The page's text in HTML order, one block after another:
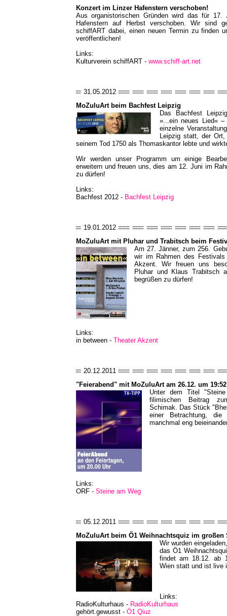
Konzert im Linzer Hafenstern verschoben!
Aus organistorischen Gründen wird das für
Hafenstern auf Herbst verschoben. Wir sind
schiffART dabei, einen neuen Termin zu finden
veröffentlichen!
Links:
Kulturverein schiffART - www.schiff-art.net
31.05.2012
MoZuluArt beim Bachfest Leipzig
Das Bachfest
»...ein neues Lied«
einzelne
Leipzig statt, der
seinem Tod 1750 als Thomaskantor lebte und
Wir werden unser Programm um einige
erweitern und freuen uns, dies am 12. Juni im
zu dürfen!
Links:
Bachfest 2012 - Bachfest Leipzig
19.01.2012
MoZuluArt mit Pluhar und Trabitsch beim
Am 27. Jänner, zum 256.
wir im Rahmen des
Akzent. Wir freuen uns
Pluhar und Klaus Trabitsch
begrüßen zu dürfen!
Links:
in between - Theater Akzent
20.12.2011
"Feierabend" mit MoZuluArt am 26.12. um
Unter dem Titel
filimischen Beitrag
Schimak. Das Stück
einer Betrachtung,
manchmal eng
Links:
ORF - Steine am Weg
05.12.2011
MoZuluArt beim Ö1 Weihnachtsquiz im großen
Wir wurden
das Ö1
findet am 18.12. ab
Wien statt und ist live
Links:
RadioKulturhaus - RadioKulturhaus
gehört.gewusst - Ö1 Qiuz